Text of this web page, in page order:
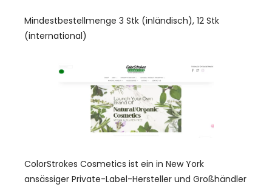
Mindestbestellmenge 3 Stk (inländisch), 12 Stk
(international)
ColorStrokes Cosmetics ist ein in New York
ansässiger Private-Label-Hersteller und Großhändler